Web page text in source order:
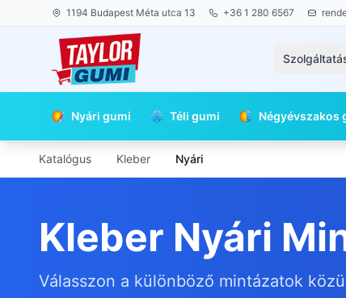
1194 Budapest Méta utca 13 +36 1 280 6567
Nyári gumi Téli gumi Négyévszakos
Katalógus Kleber Nyári
Kleber Nyári
Válasszon a különböző mintázatok